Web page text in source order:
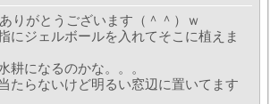
ありがとうございます（＾＾）ｗ
にジェルボールを入れてそこに植えま
耕になるのかな。。。
たらないけど明るい窓辺に置いてます